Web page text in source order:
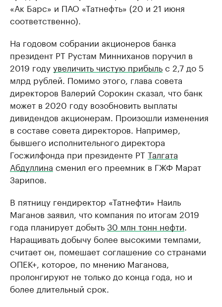
«Ак Барс» и ПАО «Татнефть» (20 и 21 июня
соответственно).
На годовом собрании акционеров банка
президент РТ Рустам Минниханов поручил в
2019 годуувеличить чистую прибыльс 2,7 до 5
млрд рублей. Помимо этого, глава совета
директоров Валерий Сорокин сказал, что банк
может в 2020 году возобновить выплаты
дивидендов акционерам. Произошли изменения
в составе совета директоров. Например,
бывшего исполнительного директора
Госжилфонда при президенте РТТалгата
Абдуллина сменил его преемник в ГЖФ Марат
Зарипов.
В пятницу гендиректор «Татнефти» Наиль
Маганов заявил, что компания по итогам 2019
года планирует добыть30 млн тонн нефти
Наращивать добычу более высокими темпами,
считает он, помешает соглашение со странами
ОПЕК+, которое, по мнению Маганова,
пролонгируют не только до конца года, но и
более длительный срок.